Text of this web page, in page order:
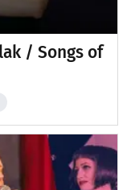
/ Songs of